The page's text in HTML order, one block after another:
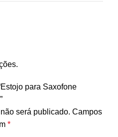
para Saxofone
será publicado. Campos
*